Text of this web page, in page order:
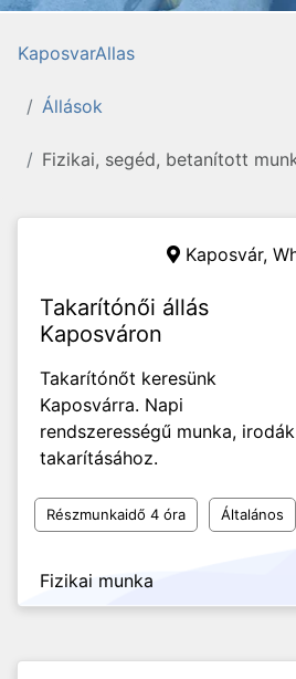
KaposvarAllas
Állások
Fizikai, segéd, betanított
Kaposvár,
Takarítónői állás
Kaposváron
Takarítónőt keresünk
Kaposvárra. Napi
rendszerességű munka,
takarításához.
Részmunkaidő 4 óra Általános
Fizikai munka